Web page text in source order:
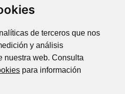
de terceros que nos
y análisis
nuestra web. Consulta
para información